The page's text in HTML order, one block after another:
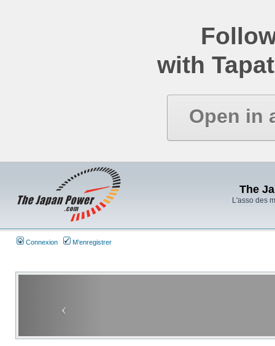
with
Open in
The
L'asso des
Connexion M’enregistrer